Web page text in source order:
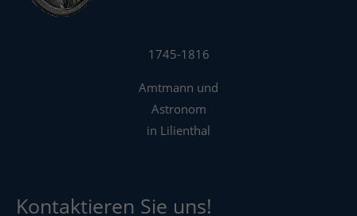
1745-1816
Amtmann und
Astronom
in Lilienthal
Kontaktieren Sie uns!